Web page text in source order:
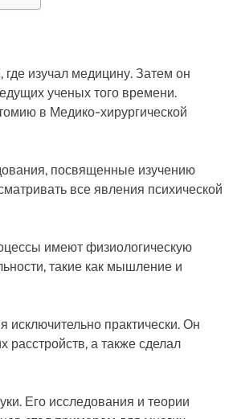
изучал медицину. Затем он
ученых того времени.
в Медико-хирургической
посвященные изучению
все явления психической
имеют физиологическую
такие как мышление и
практически. Он
расстройств, а также сделал
Его исследования и теории